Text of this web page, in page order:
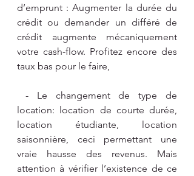
d’emprunt : Augmenter la durée du
crédit ou demander un différé de
crédit augmente mécaniquement
votre cash-flow. Profitez encore des
taux bas pour le faire,
location: location de courte durée,
location étudiante, location
saisonnière, ceci permettant une
vraie hausse des revenus. Mais
attention à vérifier l’existence de ce